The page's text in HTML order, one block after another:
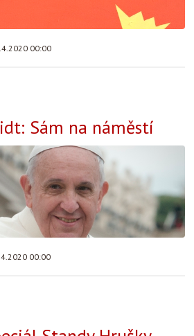
00:00
Sám na náměstí
00:00